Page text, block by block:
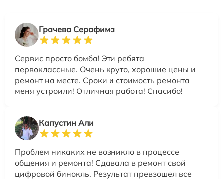
Грачева Серафима
Сервис просто бомба! Эти ребята
первоклассные. Очень круто, хорошие цены и
ремонт на месте. Сроки и стоимость ремонта
меня устроили! Отличная работа! Спасибо!
Капустин Али
Проблем никаких не возникло в процессе
общения и ремонта! Сдавала в ремонт свой
цифровой бинокль. Результат превзошел все